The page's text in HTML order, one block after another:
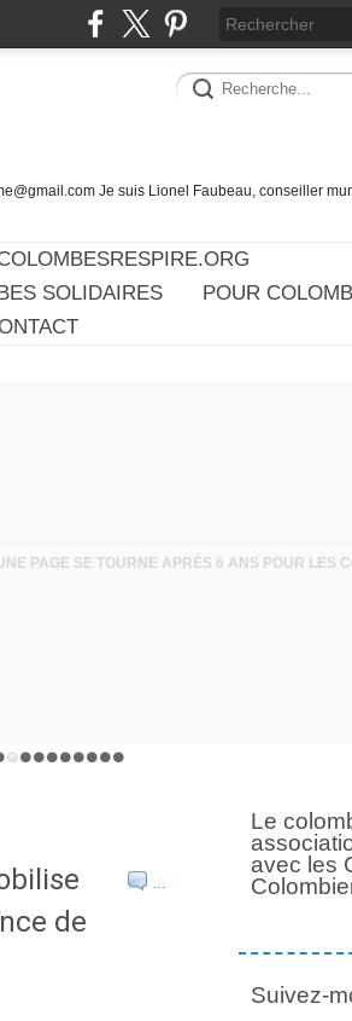
Je suis Lionel Faubeau, conseiller
SOLIDAIRES
POUR
…
de
Le
avec les
Suivez-